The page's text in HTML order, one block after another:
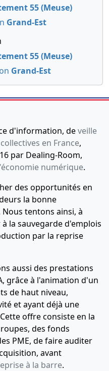
55 (Meuse)
Grand-Est
55 (Meuse)
Grand-Est
d'information, deveille
en France,
par Dealing-Room,
numérique.
des opportunités en
la bonne
tentons ainsi, à
la sauvegarde d'emplois
par la reprise
aussi des prestations
grâce à l'animation d'un
de haut niveau,
et ayant déjà une
offre consiste en la
des fonds
PME, de faire auditer
avant
à la barre.